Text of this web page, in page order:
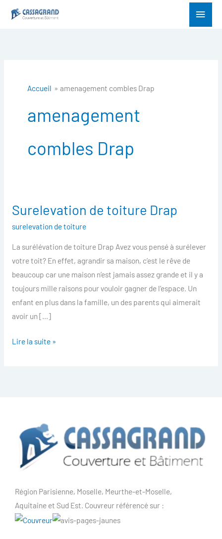
Menu
Accueil amenagement combles Drap
amenagement
combles Drap
Surelevation de toiture Drap
surelevation de toiture
La surélévation de toiture Drap Avez vous pensé à surélever
votre toit? En effet, agrandir sa maison, c’est le rêve de
beaucoup car une maison n’est jamais assez grande et il y a
toujours mille raisons pour vouloir gagner de l’espace. Un
enfant en plus dans la famille, un des parents qui aimerait
avoir un […]
Surelevation
Drap
Lire la suite »
Région Parisienne, Moselle, Meurthe-et-Moselle,
Aquitaine et Sud Est. Couvreur référencé sur :